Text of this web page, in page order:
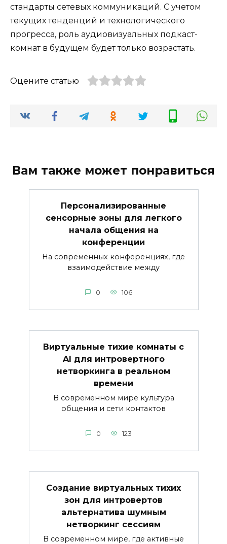
стандарты сетевых коммуникаций. С учетом
текущих тенденций и технологического
прогресса, роль аудиовизуальных подкаст-
комнат в будущем будет только возрастать.
Оцените статью
Вам также может понравиться
Персонализированные
сенсорные зоны для легкого
начала общения на
конференции
На современных конференциях, где
взаимодействие между
0 106
Виртуальные тихие комнаты с
AI для интровертного
нетворкинга в реальном
времени
В современном мире культура
общения и сети контактов
0 123
Создание виртуальных тихих
зон для интровертов
альтернатива шумным
нетворкинг сессиям
В современном мире, где активные